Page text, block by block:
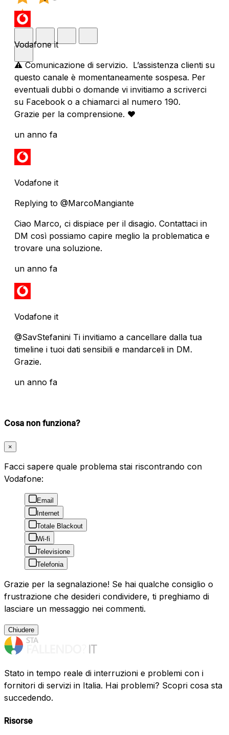
Vodafone it
⚠️ Comunicazione di servizio. L’assistenza clienti su
questo canale è momentaneamente sospesa. Per
eventuali dubbi o domande vi invitiamo a scriverci
su Facebook o a chiamarci al numero 190.
Grazie per la comprensione. ❤️
un anno fa
Vodafone it
Replying to @MarcoMangiante
Ciao Marco, ci dispiace per il disagio. Contattaci in
DM così possiamo capire meglio la problematica e
trovare una soluzione.
un anno fa
Vodafone it
@SavStefanini Ti invitiamo a cancellare dalla tua
timeline i tuoi dati sensibili e mandarceli in DM.
Grazie.
un anno fa
Cosa non funziona?
×
Facci sapere quale problema stai riscontrando con
Vodafone:
Email
Internet
Totale Blackout
Wi-fi
Televisione
Telefonia
Grazie per la segnalazione! Se hai qualche consiglio o
frustrazione che desideri condividere, ti preghiamo di
lasciare un messaggio nei commenti.
Chiudere
Stato in tempo reale di interruzioni e problemi con i
fornitori di servizi in Italia. Hai problemi? Scopri cosa sta
succedendo.
Risorse